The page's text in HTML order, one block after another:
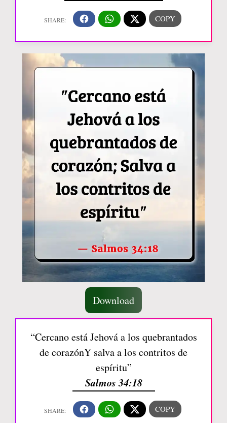
Download
“Cercano está Jehová a los quebrantados
de corazónY salva a los contritos de
espíritu”
Salmos 34:18